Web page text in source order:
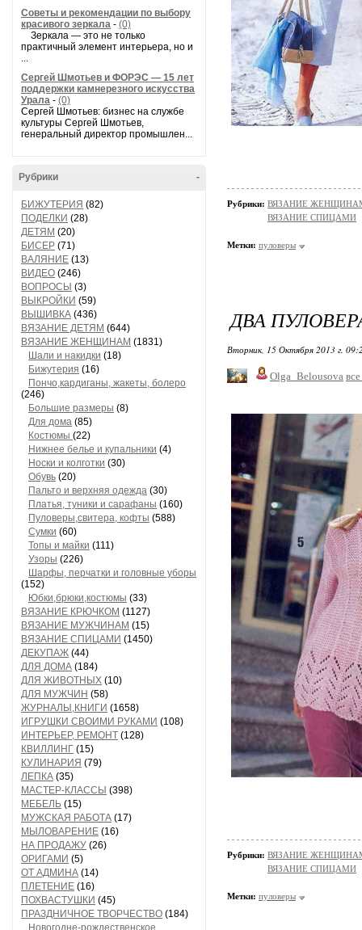
Советы и рекомендации по выбору
красивого зеркала - (0)
Зеркала — это не только
практичный элемент интерьера, но и
...
Сергей Шмотьев и ФОРЭС — 15 лет
поддержки камнерезного искусства
Урала - (0)
Сергей Шмотьев: бизнес на службе
культуры Сергей Шмотьев,
генеральный директор промышлен...
-
Рубрики
БИЖУТЕРИЯ (82)
ПОДЕЛКИ (28)
ДЕТЯМ (20)
БИСЕР (71)
ВАЛЯНИЕ (13)
ВИДЕО (246)
ВОПРОСЫ (3)
ВЫКРОЙКИ (59)
ВЫШИВКА (436)
ВЯЗАНИЕ ДЕТЯМ (644)
ВЯЗАНИЕ ЖЕНЩИНАМ (1831)
Шали и накидки (18)
Бижутерия (16)
Пончо,кардиганы, жакеты, болеро
(246)
Большие размеры (8)
Для дома (85)
Костюмы (22)
Нижнее белье и купальники (4)
Носки и колготки (30)
Обувь (20)
Пальто и верхняя одежда (30)
Платья, туники и сарафаны (160)
Пуловеры,свитера, кофты (588)
Сумки (60)
Топы и майки (111)
Узоры (226)
Шарфы, перчатки и головные уборы
(152)
Юбки,брюки,костюмы (33)
ВЯЗАНИЕ КРЮЧКОМ (1127)
ВЯЗАНИЕ МУЖЧИНАМ (15)
ВЯЗАНИЕ СПИЦАМИ (1450)
ДЕКУПАЖ (44)
ДЛЯ ДОМА (184)
ДЛЯ ЖИВОТНЫХ (10)
ДЛЯ МУЖЧИН (58)
ЖУРНАЛЫ,КНИГИ (1658)
ИГРУШКИ СВОИМИ РУКАМИ (108)
ИНТЕРЬЕР, РЕМОНТ (128)
КВИЛЛИНГ (15)
КУЛИНАРИЯ (79)
ЛЕПКА (35)
МАСТЕР-КЛАССЫ (398)
МЕБЕЛЬ (15)
МУЖСКАЯ РАБОТА (17)
МЫЛОВАРЕНИЕ (16)
НА ПРОДАЖУ (26)
ОРИГАМИ (5)
ОТ АДМИНА (14)
ПЛЕТЕНИЕ (16)
ПОХВАСТУШКИ (45)
ПРАЗДНИЧНОЕ ТВОРЧЕСТВО (184)
Новогодне-рождественское
Рубрики: ВЯЗАНИЕ ЖЕНЩИНАМ/
ВЯЗАНИЕ СПИЦАМИ
Метки: пуловеры
ДВА
Вторник, 15 Октября 2013 г.
Olga_Belousova
Рубрики: ВЯЗАНИЕ ЖЕНЩИНАМ/
ВЯЗАНИЕ СПИЦАМИ
Метки: пуловеры